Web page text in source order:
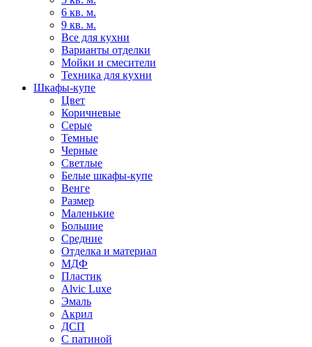
6 кв. м.
9 кв. м.
Все для кухни
Варианты отделки
Мойки и смесители
Техника для кухни
Шкафы-купе
Цвет
Коричневые
Серые
Темные
Черные
Светлые
Белые шкафы-купе
Венге
Размер
Маленькие
Большие
Средние
Отделка и материал
МДФ
Пластик
Alvic Luxe
Эмаль
Акрил
ДСП
С патиной